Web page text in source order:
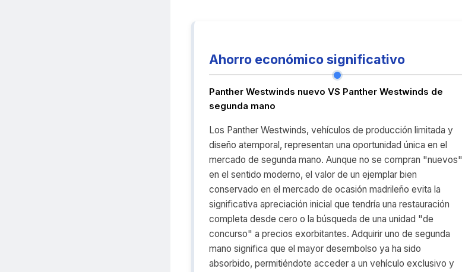
Ahorro económico significativo
Panther Westwinds nuevo VS Panther Westwinds de
segunda mano
Los Panther Westwinds, vehículos de producción limitada y
diseño atemporal, representan una oportunidad única en el
mercado de segunda mano. Aunque no se compran "nuevos"
en el sentido moderno, el valor de un ejemplar bien
conservado en el mercado de ocasión madrileño evita la
significativa apreciación inicial que tendría una restauración
completa desde cero o la búsqueda de una unidad "de
concurso" a precios exorbitantes. Adquirir uno de segunda
mano significa que el mayor desembolso ya ha sido
absorbido, permitiéndote acceder a un vehículo exclusivo y